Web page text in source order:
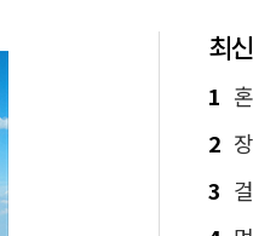
최
1
2 장
3 걸